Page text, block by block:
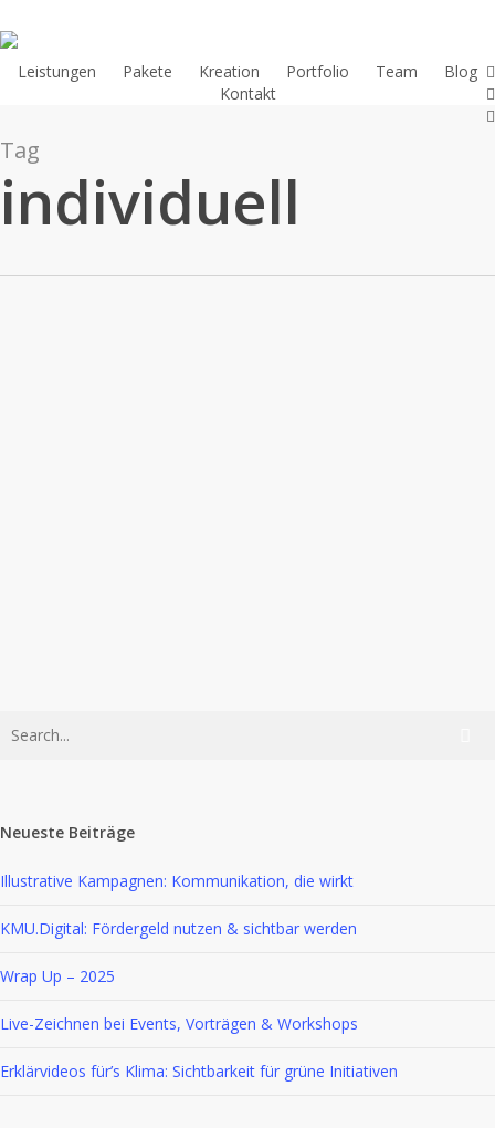
to
mainLeistungen Pakete Kreation Portfolio Team
Blog
Kontakt
Tag
individuell
Neueste Beiträge
Illustrative Kampagnen: Kommunikation, die wirkt
KMU.Digital: Fördergeld nutzen & sichtbar werden
Wrap Up – 2025
Live-Zeichnen bei Events, Vorträgen & Workshops
Erklärvideos für’s Klima: Sichtbarkeit für grüne Initiativen